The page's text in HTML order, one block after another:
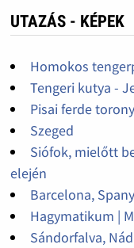
UTAZÁS - KÉPEK
Homokos
Tengeri kutya -
Pisai ferde torony
Szeged
Siófok, mielőtt
elején
Barcelona,
Hagymatikum |
Sándorfalva,